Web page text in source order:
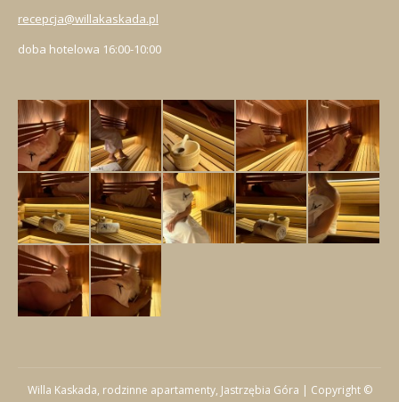
recepcja@willakaskada.pl
doba hotelowa 16:00-10:00
Willa Kaskada, rodzinne apartamenty, Jastrzębia Góra | Copyright ©